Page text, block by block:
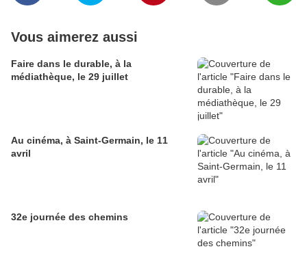
Vous aimerez aussi
Faire dans le durable, à la
médiathèque, le 29 juillet
Au cinéma, à Saint-Germain, le 11
avril
32e journée des chemins